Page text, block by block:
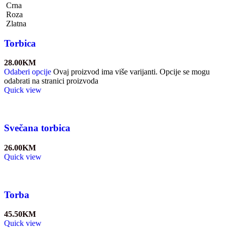
Crna
Roza
Zlatna
Torbica
28.00KM
Odaberi opcije Ovaj proizvod ima više varijanti. Opcije se mogu
odabrati na stranici proizvoda
Quick view
Svečana torbica
26.00KM
Quick view
Torba
45.50KM
Quick view